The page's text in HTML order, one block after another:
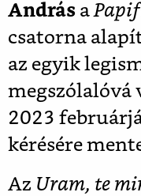
András a
csatorna
az egyik
megszólalóvá
2023
kérésére
Az Uram, te